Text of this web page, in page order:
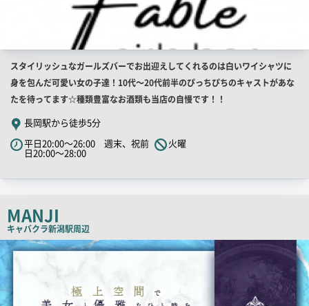
店
舗
PR
キ
ャ
ッ
コ
ー
スタイリッシュなガールズバーでお出迎えしてくれるのは白いワイシャツに
身を包んだ可愛い女の子達！10代～20代前半のぴっちぴちのキャストがあな
たを待ってます☆種類豊富なお酒類も当店の自慢です！！
長岡駅から徒歩5分
平日20:00～26:00 週末、祝前
日20:00～28:00
火曜
MANJI
キャバクラ新潟駅周辺
店
舗
PR
画